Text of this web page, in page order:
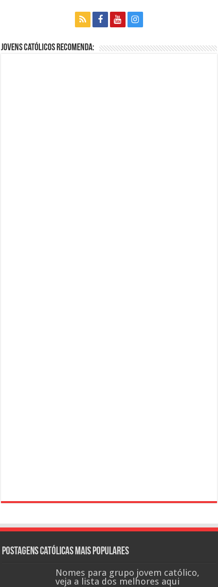
Jovens Católicos Recomenda:
Postagens católicas mais Populares
Nomes para grupo jovem católico,
veja a lista dos melhores aqui